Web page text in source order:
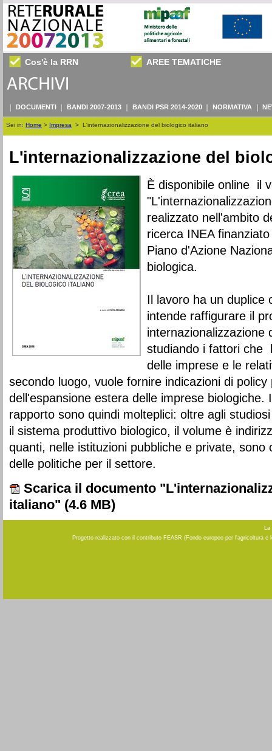
Cos'è la RRN AREE TEMATICHE
DOCUMENTI BANDI 2007-2013 BANDI PSR 2014-2020 NORMATIVA
Sei in: Home > Impresa > L'internazionalizzazione del biologico italiano
L'internazionalizzazione del
È disponibile online il
realizzato nell'ambito
ricerca INEA
Piano d'Azione
biologica.
Il lavoro ha un duplice
intende raffigurare il
internazionalizzazione
studiando i fattori che
delle imprese e le
secondo luogo, vuole fornire indicazioni di
dell'espansione estera delle imprese biologiche.
rapporto sono quindi molteplici: oltre agli
il sistema produttivo biologico, il volume è
quanti, nelle istituzioni pubbliche e private, sono
delle politiche per il settore.
Scarica il documento
italiano" (4.6 MB)
La
Progetto realizzato con il contributo FEASR (Fondo europeo per l'agricoltura